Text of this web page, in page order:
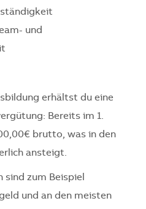
und
erhältst du eine
Bereits im 1.
brutto, was in den
ansteigt.
zum Beispiel
und an den meisten